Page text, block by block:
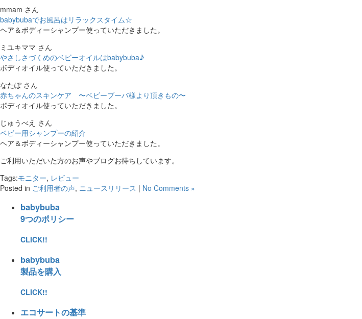
mmam さん
babybubaでお風呂はリラックスタイム☆
ヘア＆ボディーシャンプー使っていただきました。
ミユキママ さん
やさしさづくめのベビーオイルはbabybuba♪
ボディオイル使っていただきました。
なたぽ さん
赤ちゃんのスキンケア 〜ベビーブーバ様より頂きもの〜
ボディオイル使っていただきました。
じゅうべえ さん
ベビー用シャンプーの紹介
ヘア＆ボディーシャンプー使っていただきました。
ご利用いただいた方のお声やブログお待ちしています。
Tags:モニター, レビュー
Posted in ご利用者の声, ニュースリリース | No Comments »
babybuba
9つのポリシー
CLICK!!
babybuba
製品を購入
CLICK!!
エコサートの基準